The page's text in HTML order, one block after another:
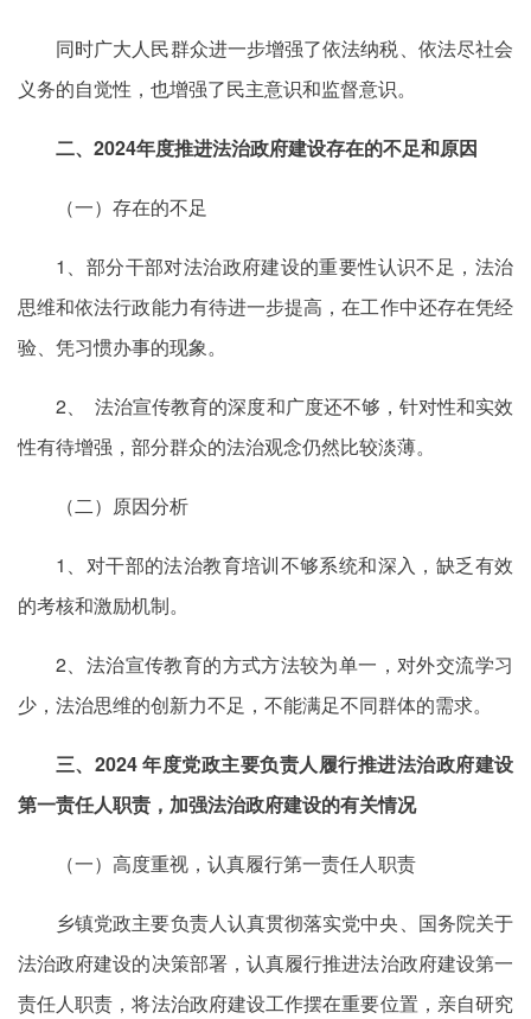
同时广大人民群众进一步增强了依法纳税、依法尽社会
义务的自觉性，也增强了民主意识和监督意识。
二、2024年度推进法治政府建设存在的不足和原因
（一）存在的不足
1、部分干部对法治政府建设的重要性认识不足，法治
思维和依法行政能力有待进一步提高，在工作中还存在凭经
验、凭习惯办事的现象。
2、 法治宣传教育的深度和广度还不够，针对性和实效
性有待增强，部分群众的法治观念仍然比较淡薄。
（二）原因分析
1、对干部的法治教育培训不够系统和深入，缺乏有效
的考核和激励机制。
2、法治宣传教育的方式方法较为单一，对外交流学习
少，法治思维的创新力不足，不能满足不同群体的需求。
三、2024 年度党政主要负责人履行推进法治政府建设
第一责任人职责，加强法治政府建设的有关情况
（一）高度重视，认真履行第一责任人职责
乡镇党政主要负责人认真贯彻落实党中央、国务院关于
法治政府建设的决策部署，认真履行推进法治政府建设第一
责任人职责，将法治政府建设工作摆在重要位置，亲自研究